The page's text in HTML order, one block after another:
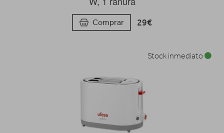
Comprar 29€
Stock inmediato